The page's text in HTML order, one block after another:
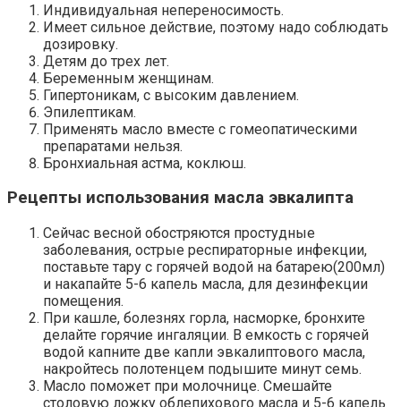
Индивидуальная непереносимость.
Имеет сильное действие, поэтому надо соблюдать
дозировку.
Детям до трех лет.
Беременным женщинам.
Гипертоникам, с высоким давлением.
Эпилептикам.
Применять масло вместе с гомеопатическими
препаратами нельзя.
Бронхиальная астма, коклюш.
Рецепты использования масла эвкалипта
Сейчас весной обостряются простудные
заболевания, острые респираторные инфекции,
поставьте тару с горячей водой на батарею(200мл)
и накапайте 5-6 капель масла, для дезинфекции
помещения.
При кашле, болезнях горла, насморке, бронхите
делайте горячие ингаляции. В емкость с горячей
водой капните две капли эвкалиптового масла,
накройтесь полотенцем подышите минут семь.
Масло поможет при молочнице. Смешайте
столовую ложку облепихового масла и 5-6 капель